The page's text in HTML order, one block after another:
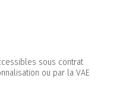
sous contrat
ou par la VAE